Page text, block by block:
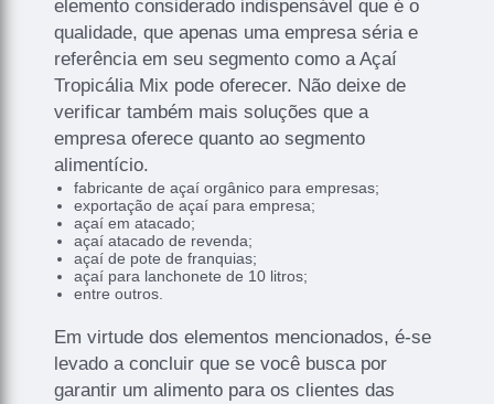
elemento considerado indispensável que é o
qualidade, que apenas uma empresa séria e
referência em seu segmento como a Açaí
Tropicália Mix pode oferecer. Não deixe de
verificar também mais soluções que a
empresa oferece quanto ao segmento
alimentício.
fabricante de açaí orgânico para empresas;
exportação de açaí para empresa;
açaí em atacado;
açaí atacado de revenda;
açaí de pote de franquias;
açaí para lanchonete de 10 litros;
entre outros.
Em virtude dos elementos mencionados, é-se
levado a concluir que se você busca por
garantir um alimento para os clientes das